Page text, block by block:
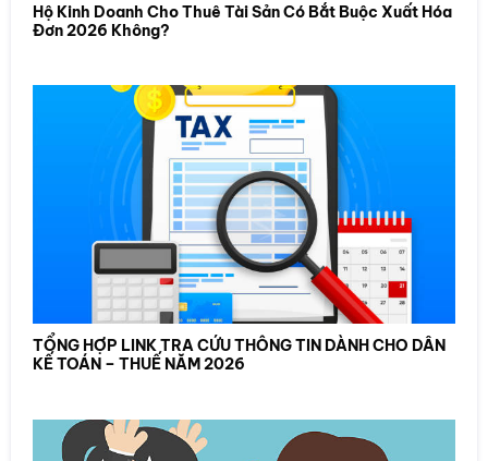
Hộ Kinh Doanh Cho Thuê Tài Sản Có Bắt Buộc Xuất Hóa
Đơn 2026 Không?
TỔNG HỢP LINK TRA CỨU THÔNG TIN DÀNH CHO DÂN
KẾ TOÁN – THUẾ NĂM 2026